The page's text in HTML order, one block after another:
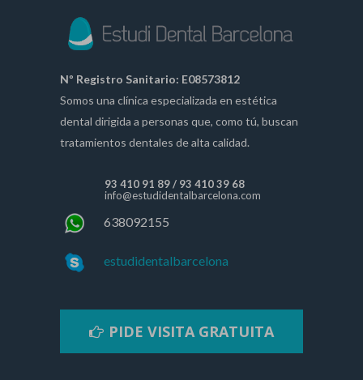
Nº Registro Sanitario: E08573812
Somos una clínica especializada en estética
dental dirigida a personas que, como tú, buscan
tratamientos dentales de alta calidad.
93 410 91 89/ 93 410 39 68
info@estudidentalbarcelona.com
638092155
estudidentalbarcelona
PIDE VISITA GRATUITA